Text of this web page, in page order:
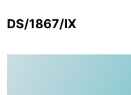
DS/1867/IX